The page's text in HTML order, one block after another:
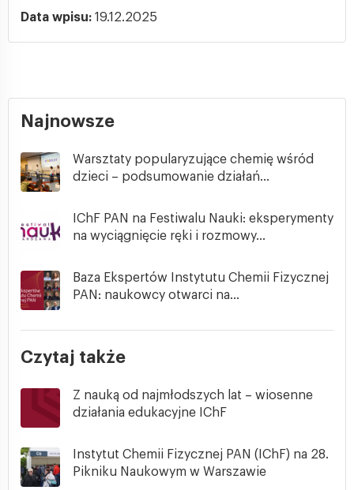
Data wpisu: 19.12.2025
Najnowsze
Warsztaty popularyzujące chemię wśród
dzieci – podsumowanie działań...
IChF PAN na Festiwalu Nauki: eksperymenty
na wyciągnięcie ręki i rozmowy...
Baza Ekspertów Instytutu Chemii Fizycznej
PAN: naukowcy otwarci na...
Czytaj także
Z nauką od najmłodszych lat – wiosenne
działania edukacyjne IChF
Instytut Chemii Fizycznej PAN (IChF) na 28.
Pikniku Naukowym w Warszawie